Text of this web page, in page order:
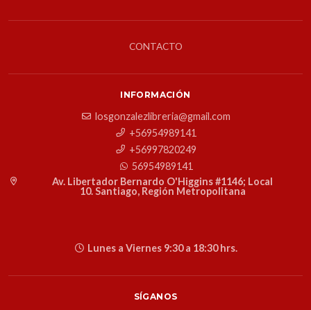
CONTACTO
INFORMACIÓN
losgonzalezlibreria@gmail.com
+56954989141
+56997820249
56954989141
Av. Libertador Bernardo O'Higgins #1146; Local
10. Santiago, Región Metropolitana
Lunes a Viernes 9:30 a 18:30 hrs.
SÍGANOS